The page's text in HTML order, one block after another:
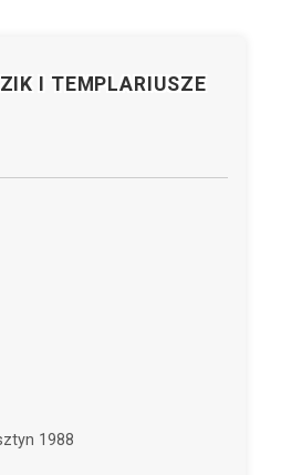
I TEMPLARIUSZE
1988